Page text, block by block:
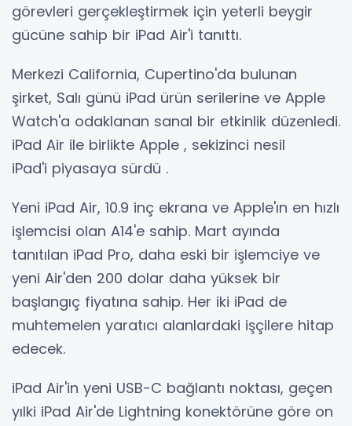
görevleri gerçekleştirmek için yeterli beygir
gücüne sahip bir iPad Air'i tanıttı.
Merkezi California, Cupertino'da bulunan
şirket, Salı günü iPad ürün serilerine ve Apple
Watch'a odaklanan sanal bir etkinlik düzenledi.
iPad Air ile birlikte Apple , sekizinci nesil
iPad'i piyasaya sürdü .
Yeni iPad Air, 10.9 inç ekrana ve Apple'ın en hızlı
işlemcisi olan A14'e sahip. Mart ayında
tanıtılan iPad Pro, daha eski bir işlemciye ve
yeni Air'den 200 dolar daha yüksek bir
başlangıç ​​fiyatına sahip. Her iki iPad de
muhtemelen yaratıcı alanlardaki işçilere hitap
edecek.
iPad Air'in yeni USB-C bağlantı noktası, geçen
yılki iPad Air'de Lightning konektörüne göre on